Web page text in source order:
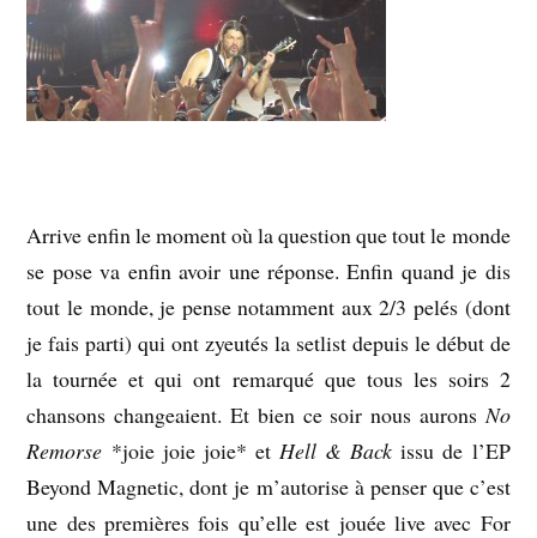
Arrive enfin le moment où la question que tout le monde
se pose va enfin avoir une réponse. Enfin quand je dis
tout le monde, je pense notamment aux 2/3 pelés (dont
je fais parti) qui ont zyeutés la setlist depuis le début de
la tournée et qui ont remarqué que tous les soirs 2
chansons changeaient. Et bien ce soir nous auronsNo
Remorse *joie joie joie* et Hell & Back issu de l’EP
Beyond Magnetic, dont je m’autorise à penser que c’est
une des premières fois qu’elle est jouée live avec For